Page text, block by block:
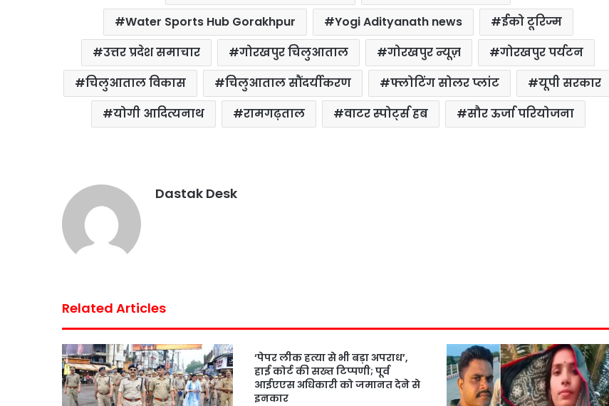
p
s
t
Water Sports Hub Gorakhpur
Yogi Adityanath news
ईको टूरिज्म
उत्तर प्रदेश समाचार
गोरखपुर चिलुआताल गोरखपुर न्यूज़
गोरखपुर पर्यटन
चिलुआताल विकास
चिलुआताल सौंदर्यीकरण फ्लोटिंग सोलर प्लांट
यूपी सरकार
योगी आदित्यनाथ
रामगढ़ताल वाटर स्पोर्ट्स हब सौर ऊर्जा परियोजना
Dastak Desk
Related Articles
‘पेपर लीक हत्या से भी बड़ा अपराध’,
हाई कोर्ट की सख्त टिप्पणी; पूर्व
आईएएस अधिकारी को जमानत देने से
इनकार